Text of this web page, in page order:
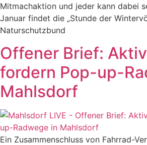
Mitmachaktion und jeder kann dabei
Januar findet die „Stunde der
Naturschutzbund
Offener Brief:
fordern Pop-up-
Mahlsdorf
Ein Zusammenschluss von Fahrrad-